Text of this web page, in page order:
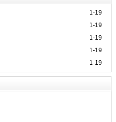
1-19
1-19
1-19
1-19
1-19